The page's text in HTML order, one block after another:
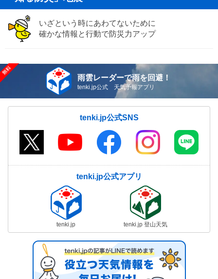
いざという時にあわてないために
確かな情報と行動で防災力アップ
雨雲レーダーで雨を回避！
tenki.jp公式 天気予報アプリ
tenki.jp公式SNS
tenki.jp公式アプリ
tenki.jp tenki.jp 登山天気